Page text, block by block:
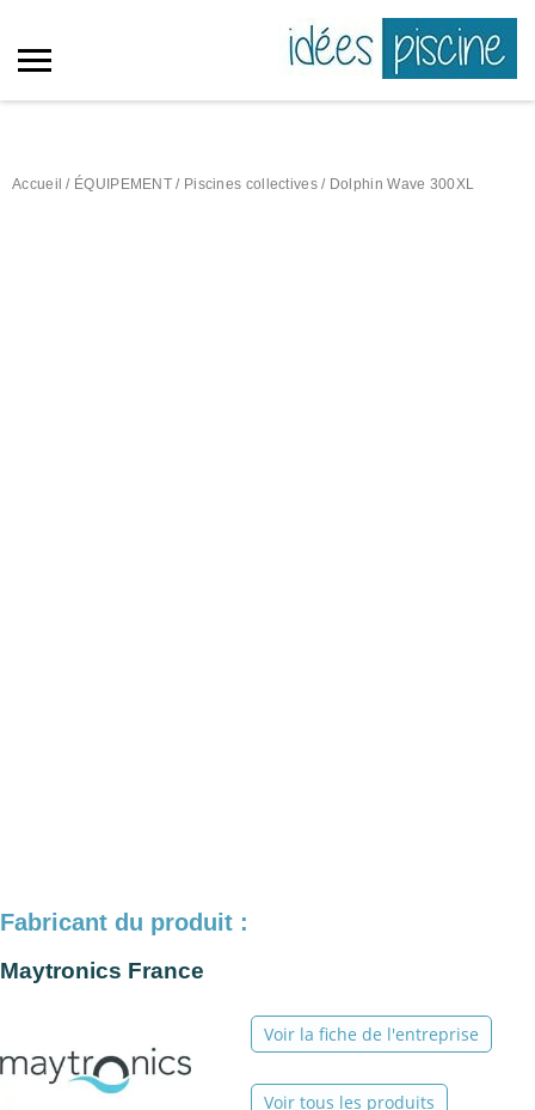
Accueil / ÉQUIPEMENT / Piscines collectives/ Dolphin Wave 300XL
Fabricant du produit :
Maytronics France
Voir la fiche de l'entreprise
Voir tous les produits